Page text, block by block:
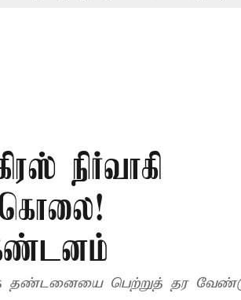
நிர்வாகி
–
தண்டனையை பெற்றுத் தர